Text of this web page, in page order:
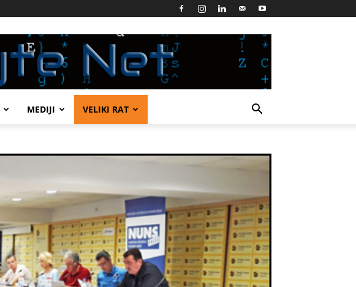
MEDIJI VELIKI RAT